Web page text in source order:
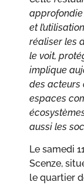
approfondie
et
réaliser les
le voit,
implique
des acteurs
espaces
aussi les
Le samedi
Scenze,
le quartier